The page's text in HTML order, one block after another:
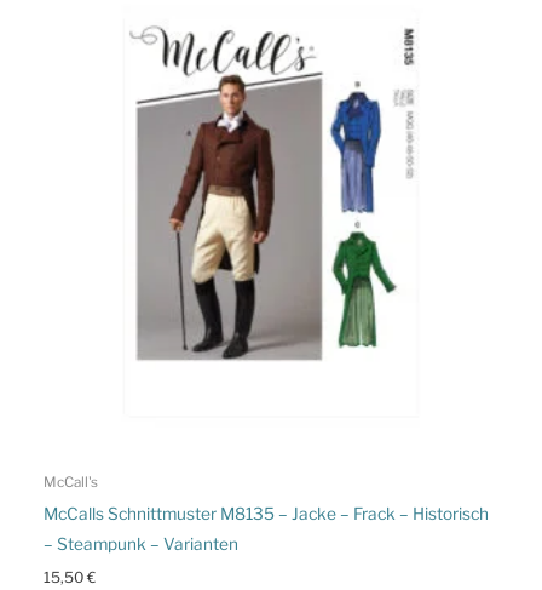
McCall's
McCalls Schnittmuster M8135 – Jacke – Frack – Historisch
– Steampunk – Varianten
15,50€